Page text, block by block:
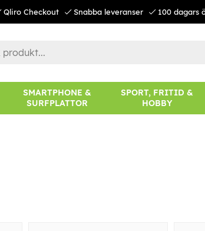
Qliro Checkout Snabba leveranser 100 dagars
SMARTPHONE &
SURFPLATTOR
SPORT, FRITID &
HOBBY